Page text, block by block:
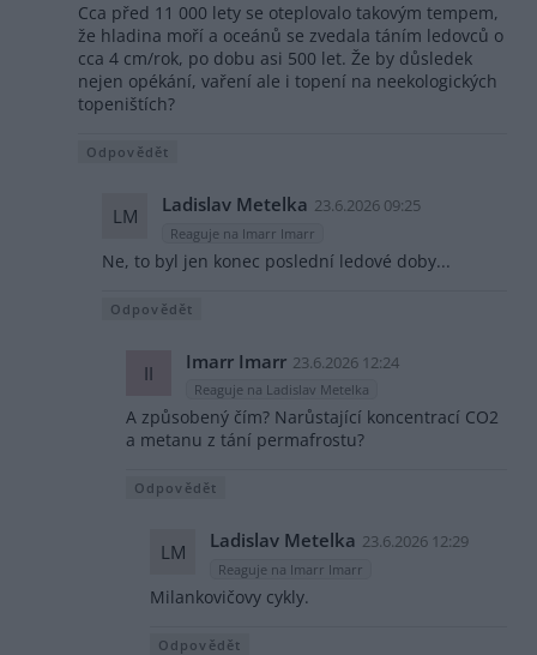
Cca před 11 000 lety se oteplovalo takovým tempem,
že hladina moří a oceánů se zvedala táním ledovců o
cca 4 cm/rok, po dobu asi 500 let. Že by důsledek
nejen opékání, vaření ale i topení na neekologických
topeništích?
Odpovědět
LM Ladislav Metelka 23.6.2026 09:25
Reaguje na Imarr Imarr
Ne, to byl jen konec poslední ledové doby...
Odpovědět
II Imarr Imarr 23.6.2026 12:24
Reaguje na Ladislav Metelka
A způsobený čím? Narůstající koncentrací CO2
a metanu z tání permafrostu?
Odpovědět
LM Ladislav Metelka 23.6.2026 12:29
Reaguje na Imarr Imarr
Milankovičovy cykly.
Odpovědět